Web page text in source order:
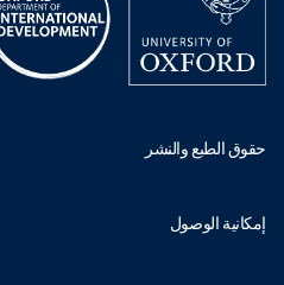
حقوق الطبع والنشر
إمكانية الوصول